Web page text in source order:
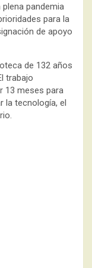
pandemia
para la
de apoyo
de 132 años
trabajo
13 meses para
la tecnología, el